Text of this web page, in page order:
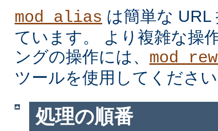
mod_alias は簡単な URL
ています。 より複雑な操
ングの操作には、
ツールを使用してくださ
処理の順番